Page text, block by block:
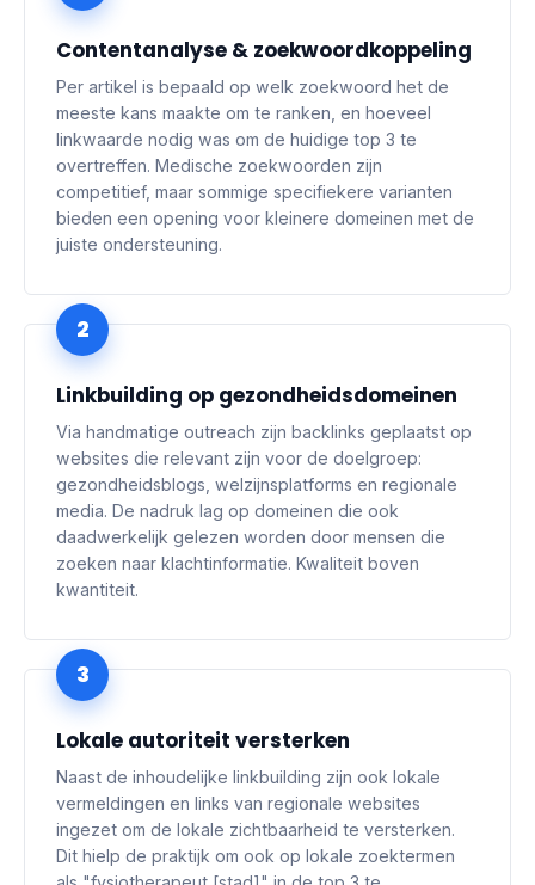
Contentanalyse & zoekwoordkoppeling
Per artikel is bepaald op welk zoekwoord het de
meeste kans maakte om te ranken, en hoeveel
linkwaarde nodig was om de huidige top 3 te
overtreffen. Medische zoekwoorden zijn
competitief, maar sommige specifiekere varianten
bieden een opening voor kleinere domeinen met de
juiste ondersteuning.
2
Linkbuilding op gezondheidsdomeinen
Via handmatige outreach zijn backlinks geplaatst op
websites die relevant zijn voor de doelgroep:
gezondheidsblogs, welzijnsplatforms en regionale
media. De nadruk lag op domeinen die ook
daadwerkelijk gelezen worden door mensen die
zoeken naar klachtinformatie. Kwaliteit boven
kwantiteit.
3
Lokale autoriteit versterken
Naast de inhoudelijke linkbuilding zijn ook lokale
vermeldingen en links van regionale websites
ingezet om de lokale zichtbaarheid te versterken.
Dit hielp de praktijk om ook op lokale zoektermen